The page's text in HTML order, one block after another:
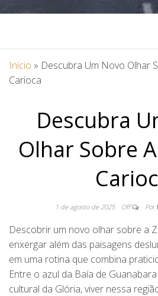
Início » Descubra Um Novo Olhar
Carioca
Descubra
Olhar Sobre
1 de agosto de 2025 Off Por
Descobrir um novo olhar sobre a
enxergar além das paisagens
em uma rotina que combina
Entre o azul da Baía de
cultural da Glória, viver nessa